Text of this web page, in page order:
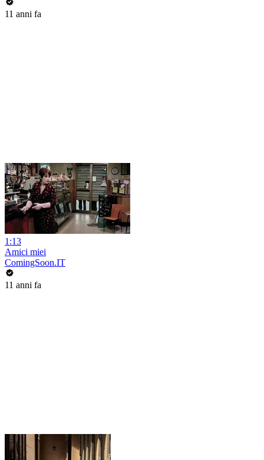
11 anni fa
1:13
Amici miei
ComingSoon.IT
11 anni fa